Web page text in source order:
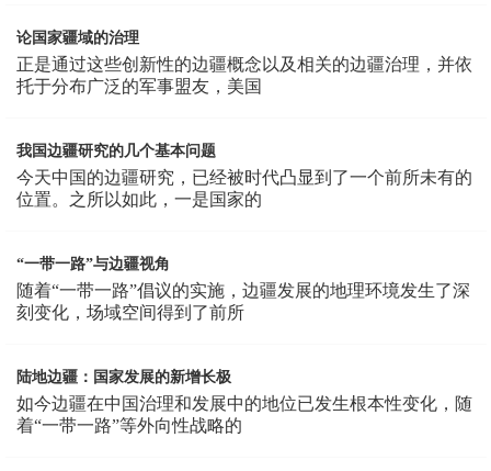
论国家疆域的治理
正是通过这些创新性的边疆概念以及相关的边疆治理，并依
托于分布广泛的军事盟友，美国
我国边疆研究的几个基本问题
今天中国的边疆研究，已经被时代凸显到了一个前所未有的
位置。之所以如此，一是国家的
“一带一路”与边疆视角
随着“一带一路”倡议的实施，边疆发展的地理环境发生了深
刻变化，场域空间得到了前所
陆地边疆：国家发展的新增长极
如今边疆在中国治理和发展中的地位已发生根本性变化，随
着“一带一路”等外向性战略的